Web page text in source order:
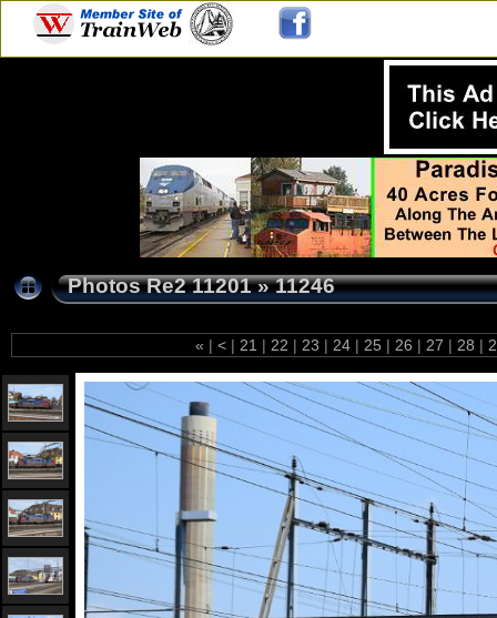
Photos Re2 11201»11246
« | < | 21 | 22 | 23 | 24 | 25 | 26 | 27 | 28 |